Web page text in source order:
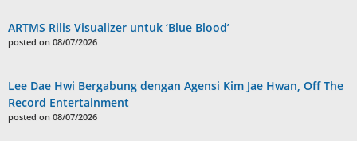
ARTMS Rilis Visualizer untuk ‘Blue Blood’
posted on 08/07/2026
Lee Dae Hwi Bergabung dengan Agensi Kim Jae Hwan, Off The
Record Entertainment
posted on 08/07/2026